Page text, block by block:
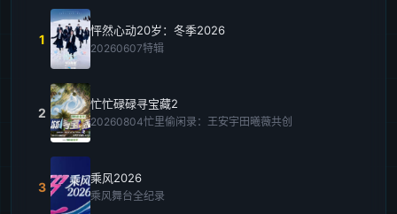
1
怦然心动20岁：冬季2026
20260607特辑
2
忙忙碌碌寻宝藏2
20260804忙里偷闲录：王安宇田曦薇共创
3
乘风2026
乘风舞台全纪录